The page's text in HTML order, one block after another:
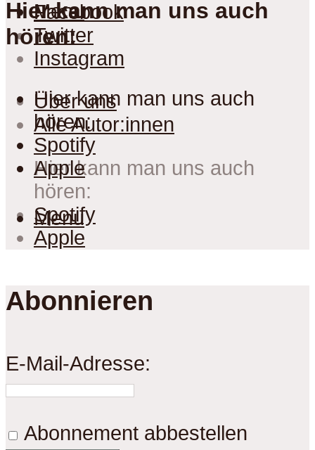
Menu
Hier kann man uns auch
hören:
Hier kann man uns auch
hören:
Spotify
Apple
Menu
Facebook
Twitter
Instagram
Über uns
Alle Autor:innen
Hier kann man uns auch
hören:
Spotify
Apple
Abonnieren
E-Mail-Adresse:
Abonnement abbestellen